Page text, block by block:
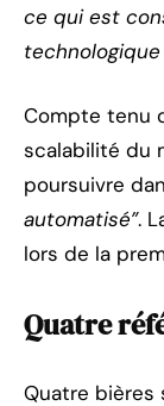
ce qui est
Compte tenu
scalabilité du
poursuivre
automatisé”.
lors de la
Quatre
Quatre bières